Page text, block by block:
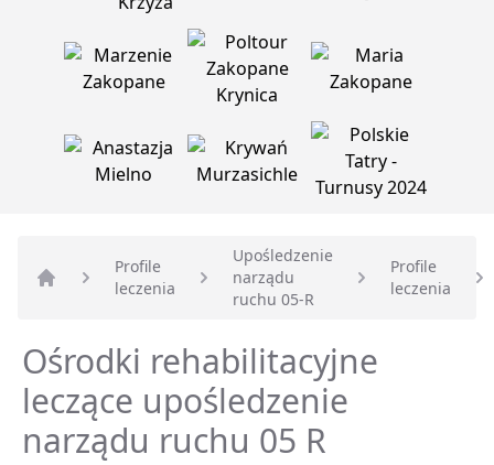
Strona główna
Profile
leczenia
Upośledzenie
narządu
ruchu 05-R
Profile
leczenia
Ośrodki rehabilitacyjne
leczące upośledzenie
narządu ruchu 05 R